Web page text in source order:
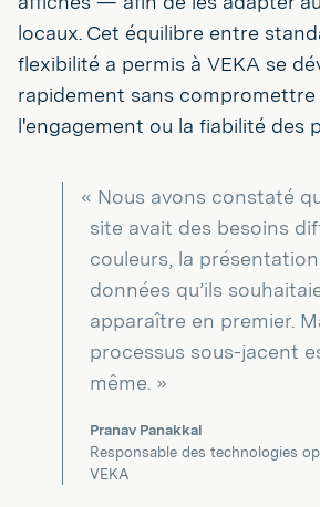
locaux. Cet équilibre entre
flexibilité a permis à VEKA se
rapidement sans
l'engagement ou la fiabilité des
« Nous avons constaté
site avait des besoins
couleurs, la
données qu’ils
apparaître en premier.
processus sous-jacent
même. »
Pranav Panakkal
Responsable des technologies
VEKA